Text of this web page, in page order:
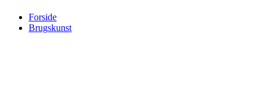
Forside
Brugskunst